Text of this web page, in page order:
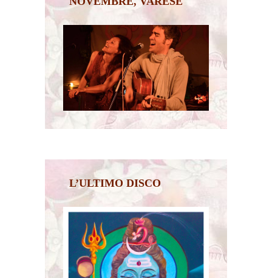
L’ULTIMO DISCO